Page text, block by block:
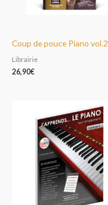
Coup de pouce Piano vol.2
Librairie
26,90€